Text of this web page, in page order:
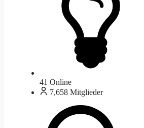
41 Online
7,658 Mitglieder